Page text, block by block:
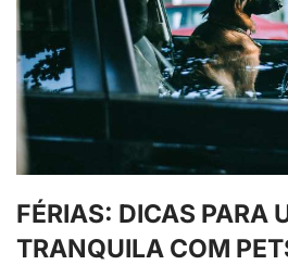
FÉRIAS: DICAS PARA
TRANQUILA COM